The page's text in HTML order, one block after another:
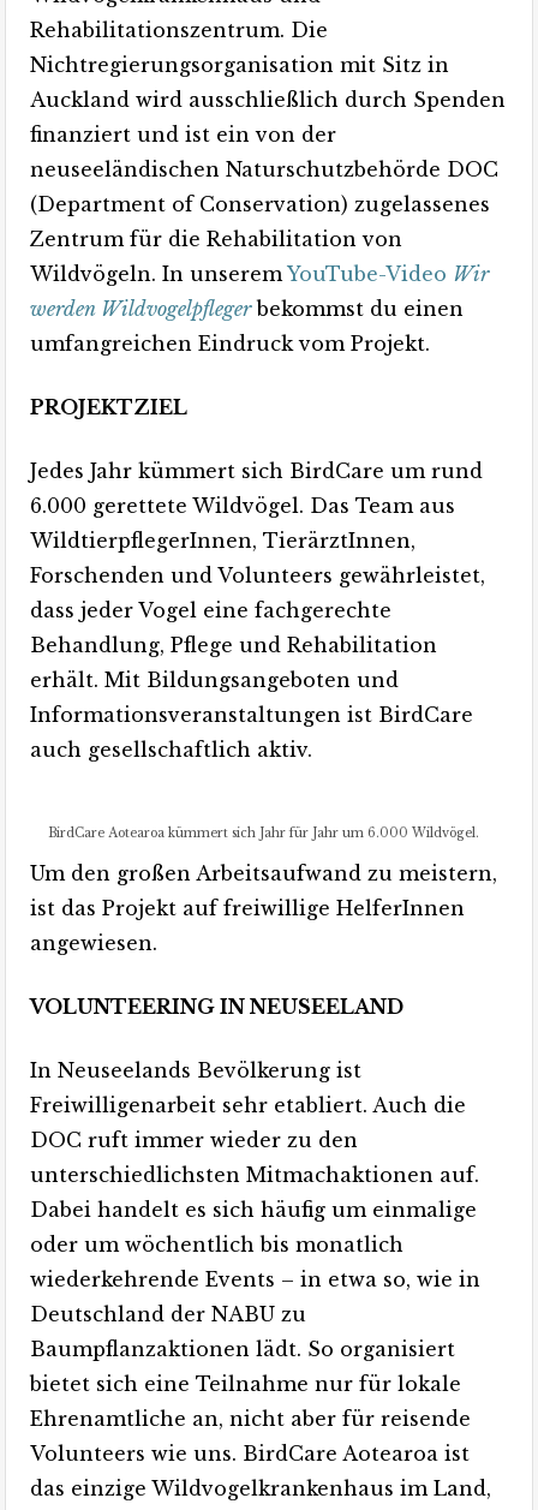
Rehabilitationszentrum. Die
Nichtregierungsorganisation mit Sitz in
Auckland wird ausschließlich durch Spenden
finanziert und ist ein von der
neuseeländischen Naturschutzbehörde DOC
(Department of Conservation) zugelassenes
Zentrum für die Rehabilitation von
Wildvögeln. In unseremYouTube-Video Wir
werden Wildvogelpflegerbekommst du einen
umfangreichen Eindruck vom Projekt.
PROJEKTZIEL
Jedes Jahr kümmert sich BirdCare um rund
6.000 gerettete Wildvögel. Das Team aus
WildtierpflegerInnen, TierärztInnen,
Forschenden und Volunteers gewährleistet,
dass jeder Vogel eine fachgerechte
Behandlung, Pflege und Rehabilitation
erhält. Mit Bildungsangeboten und
Informationsveranstaltungen ist BirdCare
auch gesellschaftlich aktiv.
BirdCare Aotearoa kümmert sich Jahr für Jahr um 6.000 Wildvögel.
Um den großen Arbeitsaufwand zu meistern,
ist das Projekt auf freiwillige HelferInnen
angewiesen.
VOLUNTEERING IN NEUSEELAND
In Neuseelands Bevölkerung ist
Freiwilligenarbeit sehr etabliert. Auch die
DOC ruft immer wieder zu den
unterschiedlichsten Mitmachaktionen auf.
Dabei handelt es sich häufig um einmalige
oder um wöchentlich bis monatlich
wiederkehrende Events – in etwa so, wie in
Deutschland der NABU zu
Baumpflanzaktionen lädt. So organisiert
bietet sich eine Teilnahme nur für lokale
Ehrenamtliche an, nicht aber für reisende
Volunteers wie uns. BirdCare Aotearoa ist
das einzige Wildvogelkrankenhaus im Land,